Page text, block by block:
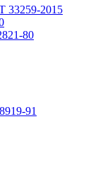
33259-2015
80
91